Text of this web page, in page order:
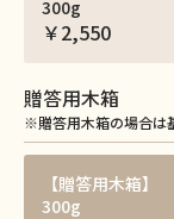
300g
￥2,550
贈答用木箱
※贈答用木箱の場合は
【贈答用木箱】
300g